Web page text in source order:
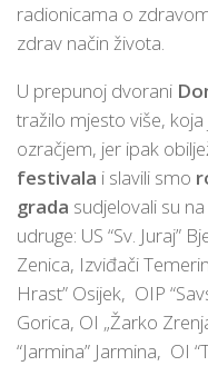
radionicama o
zdrav način života.
U prepunoj dvorani
tražilo mjesto više,
ozračjem, jer ipak
festivala i slavili smo
grada sudjelovali su
udruge: US “Sv. Juraj”
Zenica, Izviđači
Hrast” Osijek, OIP
Gorica, OI „Žarko
“Jarmina” Jarmina, OI